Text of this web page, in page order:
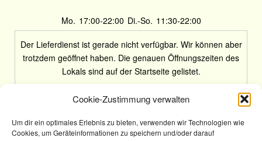
Cookie-Zustimmung verwalten
Um dir ein optimales Erlebnis zu bieten, verwenden wir Technologien wie
Cookies, um Geräteinformationen zu speichern und/oder darauf
Mo. 17:00-22:00 Di.-So. 11:30-22:00
Der Lieferdienst ist gerade nicht verfügbar. Wir können aber
trotzdem geöffnet haben. Die genauen Öffnungszeiten des
Lokals sind auf der Startseite gelistet.